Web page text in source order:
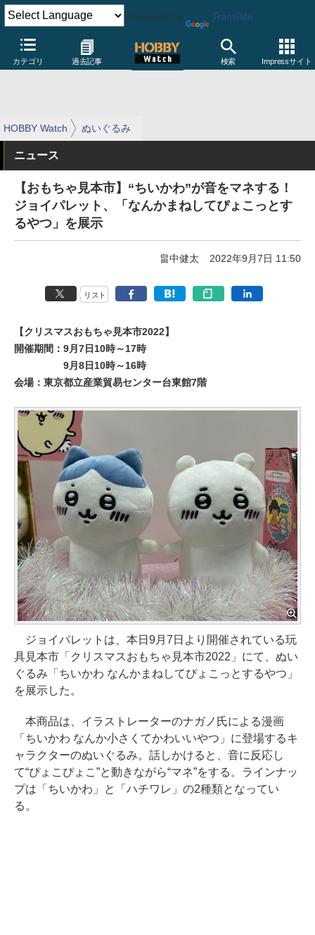
Powered by Translate
カテゴリ 過去記事 検索 Impressサイト
HOBBY Watch ぬいぐるみ
ニュース
【おもちゃ見本市】“ちいかわ”が音をマネする！
ジョイパレット、「なんかまねしてぴょこっとす
るやつ」を展示
畠中健太 2022年9月7日 11:50
リスト
【クリスマスおもちゃ見本市2022】
開催期間：9月7日10時～17時
9月8日10時～16時
会場：東京都立産業貿易センター台東館7階
ジョイパレットは、本日9月7日より開催されている玩
具見本市「クリスマスおもちゃ見本市2022」にて、ぬい
ぐるみ「ちいかわ なんかまねしてぴょこっとするやつ」
を展示した。
本商品は、イラストレーターのナガノ氏による漫画
「ちいかわ なんか小さくてかわいいやつ」に登場するキ
ャラクターのぬいぐるみ。話しかけると、音に反応し
て“ぴょこぴょこ”と動きながら“マネ”をする。ラインナッ
プは「ちいかわ」と「ハチワレ」の2種類となってい
る。